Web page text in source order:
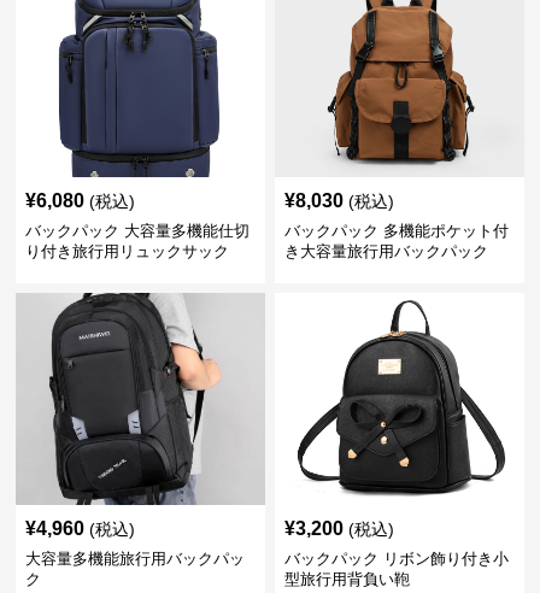
¥6,080 (税込)
バックパック 大容量多機能仕切
り付き旅行用リュックサック
¥8,030 (税込)
バックパック 多機能ポケット付
き大容量旅行用バックパック
¥4,960 (税込)
大容量多機能旅行用バックパッ
ク
¥3,200 (税込)
バックパック リボン飾り付き小
型旅行用背負い鞄